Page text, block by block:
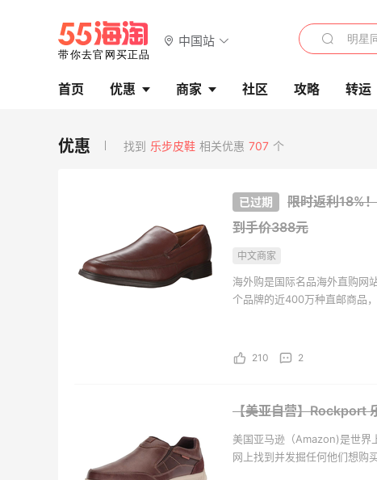
中国站
首页 优惠 商家 社区 攻略 转运
找到 乐步皮鞋 相关优惠 707 个
限时返利18%
到手价388元
中文商家
海外购是国际名品海外直购网
个品牌的近400万种直邮商品
210 2
【美亚自营】Rockport
美国亚马逊（Amazon)是世界
网上找到并发掘任何他们想购
网：美
Bobbi